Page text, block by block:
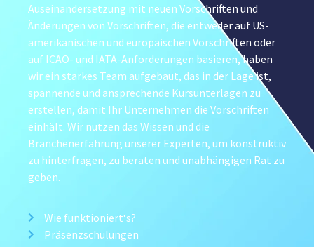
Auseinandersetzung mit neuen Vorschriften und
Änderungen von Vorschriften, die entweder auf US-
amerikanischen und europäischen Vorschriften oder
auf ICAO- und IATA-Anforderungen basieren, haben
wir ein starkes Team aufgebaut, das in der Lage ist,
spannende und ansprechende Kursunterlagen zu
erstellen, damit Ihr Unternehmen die Vorschriften
einhält. Wir nutzen das Wissen und die
Branchenerfahrung unserer Experten, um konstruktiv
zu hinterfragen, zu beraten und unabhängigen Rat zu
geben.
Wie funktioniert‘s?
Präsenzschulungen